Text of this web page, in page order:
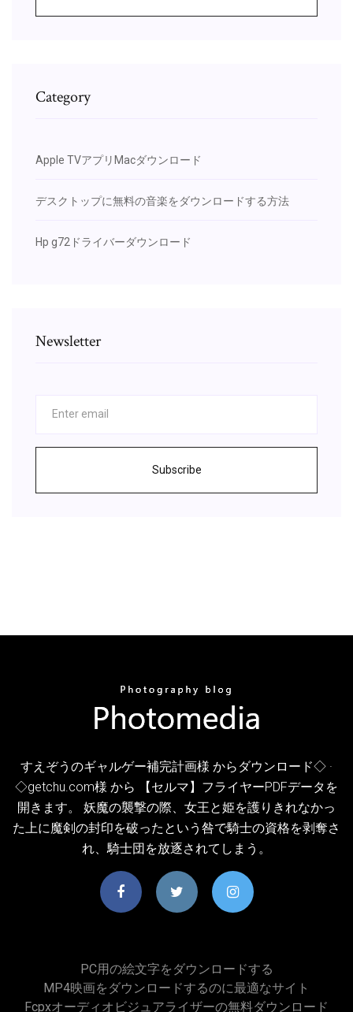
Category
Apple TVアプリMacダウンロード
デスクトップに無料の音楽をダウンロードする方法
Hp g72ドライバーダウンロード
Newsletter
Subscribe
すえぞうのギャルゲー補完計画様 からダウンロード◇ ·
◇getchu.com様 から 【セルマ】フライヤーPDFデータを
開きます。 妖魔の襲撃の際、女王と姫を護りきれなかっ
た上に魔剣の封印を破ったという咎で騎士の資格を剥奪さ
れ、騎士団を放逐されてしまう。
PC用の絵文字をダウンロードする
MP4映画をダウンロードするのに最適なサイト
Fcpxオーディオビジュアライザーの無料ダウンロード